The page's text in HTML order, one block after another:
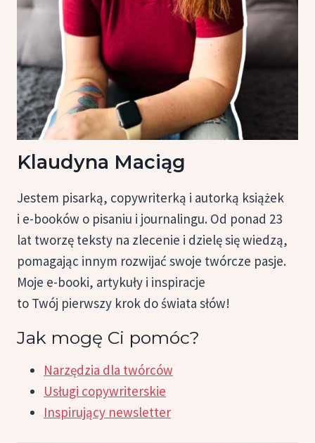
Klaudyna Maciąg
Jestem pisarką, copywriterką i autorką książek
i e-booków o pisaniu i journalingu. Od ponad 23
lat tworzę teksty na zlecenie i dzielę się wiedzą,
pomagając innym rozwijać swoje twórcze pasje.
Moje e-booki, artykuły i inspiracje
to Twój pierwszy krok do świata słów!
Jak mogę Ci pomóc?
Narzędzia dla twórców
Usługi copywriterskie
Inspirujący newsletter